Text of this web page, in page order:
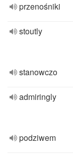
przenośniki
stoutly
stanowczo
admiringly
podziwem